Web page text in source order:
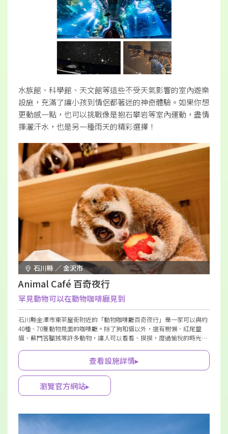
水族館、科學館、天文館等這些不受天氣影響的室內遊樂
設施，充滿了讓小孩到情侶都著迷的神奇體驗。如果你想
更動感一點，也可以挑戰像是抱石攀岩等室內運動，盡情
揮灑汗水，也是另一種雨天的精彩選擇！
石川縣 ／ 金沢市
Animal Café 百奇夜行
罕見動物可以在動物咖啡廳見到
石川縣金澤市東茶屋街附近的「動物咖啡廳百奇夜行」是一家可以與約
40種、70隻動物見面的咖啡廳。除了狗和貓以外，還有樹懶、紅尾靈
貓、蘇門答臘狨等許多動物，讓人可以看看、摸摸，度過愉悅的時光。
等肉料理和酒類，適合想要在金澤體驗略有不同的人。
查看設施詳情▸
瀏覽官方網站▸